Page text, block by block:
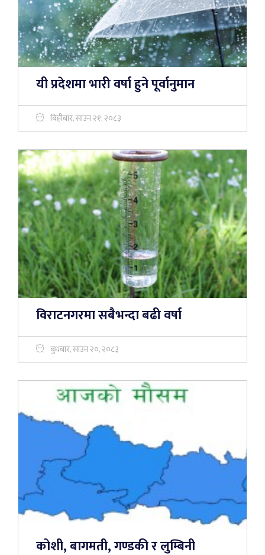
यी प्रदेशमा भारी वर्षा हुने पूर्वानुमान
बिहीबार, साउन २१, २०८३
विराटनगरमा सबैभन्दा बढी वर्षा
बुधबार, साउन २०, २०८३
कोशी, बागमती, गण्डकी र लुम्बिनी